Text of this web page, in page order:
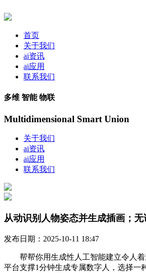
首页
关于我们
ai资讯
ai应用
联系我们
多维 智能 物联
Multidimensional Smart Union
关于我们
ai资讯
ai应用
联系我们
从动识别人物姿态并生成插画；
发布日期：2025-10-11 18:47
帮帮你用生成性人工智能建立令人着
平台支撑1分钟生成专属数字人，选择一